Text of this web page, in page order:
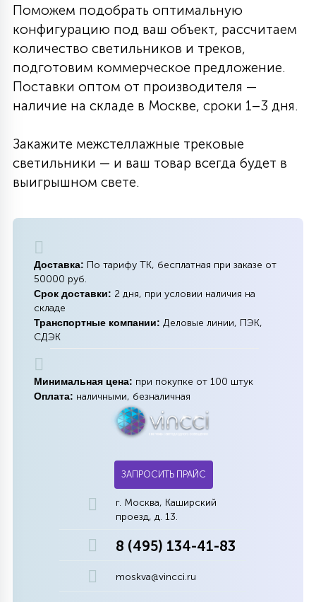
Поможем подобрать оптимальную
конфигурацию под ваш объект, рассчитаем
количество светильников и треков,
подготовим коммерческое предложение.
Поставки оптом от производителя —
наличие на складе в Москве, сроки 1–3 дня.
Закажите межстеллажные трековые
светильники — и ваш товар всегда будет в
выигрышном свете.
Доставка: По тарифу ТК, бесплатная при заказе от
50000 руб.
Срок доставки: 2 дня, при условии наличия на
складе
Транспортные компании: Деловые линии, ПЭК,
СДЭК
Минимальная цена: при покупке от 100 штук
Оплата: наличными, безналичная
ЗАПРОСИТЬ ПРАЙС
г. Москва, Каширский
проезд, д. 13.
8 (495) 134-41-83
moskva@vincci.ru